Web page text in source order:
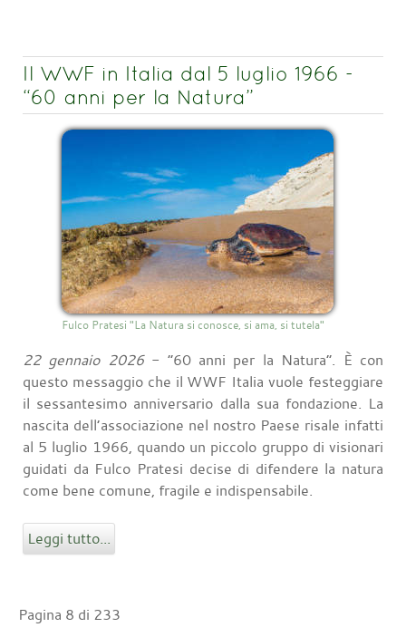
Il WWF in Italia dal 5 luglio 1966 -
“60 anni per la Natura”
Fulco Pratesi "La Natura si conosce, si ama, si tutela"
22 gennaio 2026- “60 anni per la Natura”. È con
questo messaggio che il WWF Italia vuole festeggiare
il sessantesimo anniversario dalla sua fondazione. La
nascita dell’associazione nel nostro Paese risale infatti
al 5 luglio 1966, quando un piccolo gruppo di visionari
guidati da Fulco Pratesi decise di difendere la natura
come bene comune, fragile e indispensabile.
Leggi tutto...
Pagina 8 di 233